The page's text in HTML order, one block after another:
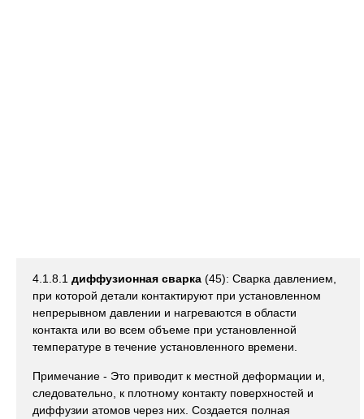
4.1.8.1 диффузионная сварка (45): Сварка давлением,
при которой детали контактируют при установленном
непрерывном давлении и нагреваются в области
контакта или во всем объеме при установленной
температуре в течение установленного времени.
Примечание - Это приводит к местной деформации и,
следовательно, к плотному контакту поверхностей и
диффузии атомов через них. Создается полная